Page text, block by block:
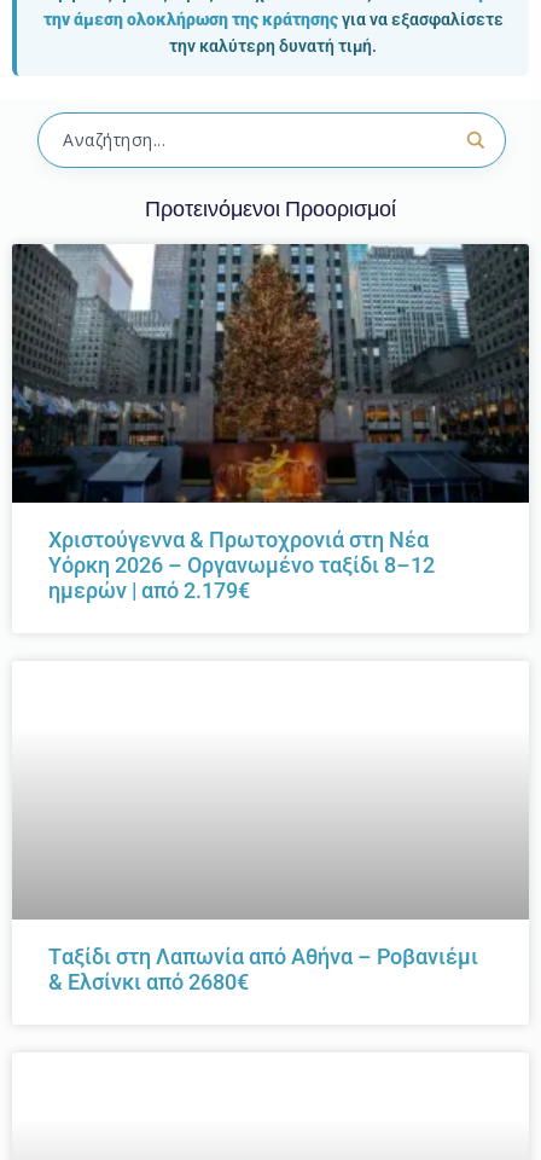
την άμεση ολοκλήρωση της κράτησηςγια να εξασφαλίσετε
την καλύτερη δυνατή τιμή.
Προτεινόμενοι Προορισμοί
Χριστούγεννα & Πρωτοχρονιά στη Νέα
Υόρκη 2026 – Οργανωμένο ταξίδι 8–12
ημερών | από 2.179€
Tαξίδι στη Λαπωνία από Αθήνα – Ροβανιέμι
& Ελσίνκι από 2680€